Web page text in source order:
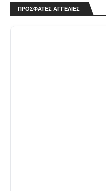
ΠΡΟΣΦΑΤΕΣ ΑΓΓΕΛΙΕΣ